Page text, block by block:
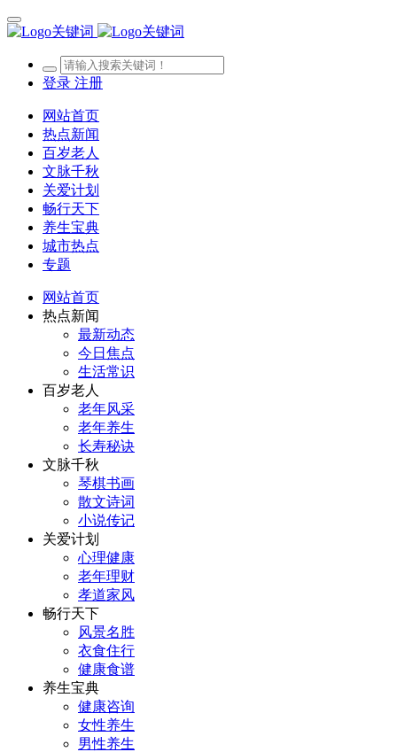
登录 注册
网站首页
热点新闻
百岁老人
文脉千秋
关爱计划
畅行天下
养生宝典
城市热点
专题
网站首页
热点新闻
最新动态
今日焦点
生活常识
百岁老人
老年风采
老年养生
长寿秘诀
文脉千秋
琴棋书画
散文诗词
小说传记
关爱计划
心理健康
老年理财
孝道家风
畅行天下
风景名胜
衣食住行
健康食谱
养生宝典
健康咨询
女性养生
男性养生